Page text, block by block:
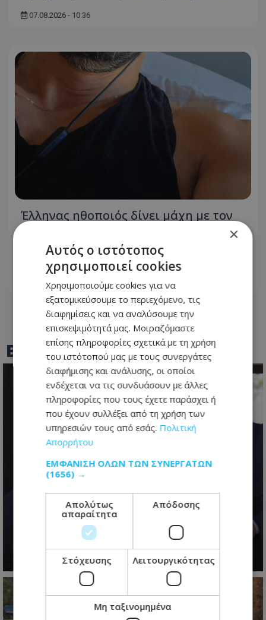
07.08.2026 - 10:36
Έλληνας ηθοποιός δίνει μάχη με τον
καρκίνο - «Πάμε για νέα θεραπεία» - Η
φωτογραφία που ανέβασε από το
νοσοκομείο
06.08.2026 - 21:08
BEST OFTOTHEMAONLINE
κρίνουν τις εξελίξεις και οι
διαφωνίες πριν από την κρίσιμη
συνάντηση
07.08.2026 - 17:41
×
Αυτός ο ιστότοπος
χρησιμοποιεί cookies
Χρησιμοποιούμε cookies για να
εξατομικεύσουμε το περιεχόμενο, τις
διαφημίσεις και να αναλύσουμε την
επισκεψιμότητά μας. Μοιραζόμαστε
επίσης πληροφορίες σχετικά με τη χρήση
του ιστότοπού μας με τους συνεργάτες
διαφήμισης και ανάλυσης, οι οποίοι
ενδέχεται να τις συνδυάσουν με άλλες
πληροφορίες που τους έχετε παράσχει ή
που έχουν συλλέξει από τη χρήση των
υπηρεσιών τους από εσάς. Πολιτική
Απορρήτου
ΕΜΦΆΝΙΣΗ ΌΛΩΝ ΤΩΝ ΣΥΝΕΡΓΑΤΏΝ
(1656) →
Απολύτως
απαραίτητα
Απόδοσης
Στόχευσης Λειτουργικότητας
Μη ταξινομημένα